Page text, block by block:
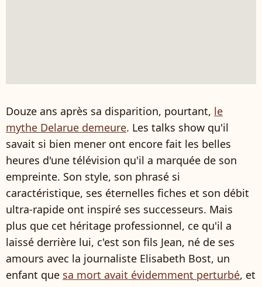
Douze ans après sa disparition, pourtant, le
mythe Delarue demeure. Les talks show qu'il
savait si bien mener ont encore fait les belles
heures d'une télévision qu'il a marquée de son
empreinte. Son style, son phrasé si
caractéristique, ses éternelles fiches et son débit
ultra-rapide ont inspiré ses successeurs. Mais
plus que cet héritage professionnel, ce qu'il a
laissé derrière lui, c'est son fils Jean, né de ses
amours avec la journaliste Elisabeth Bost, un
enfant que sa mort avait évidemment perturbé, et